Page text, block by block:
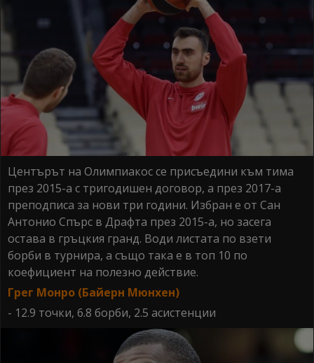
Центърът на Олимпиакос се присъедини към тима
през 2015-а с тригодишен договор, а през 2017-а
преподписа за нови три години. Избран е от Сан
Антонио Спърс в Драфта през 2015-а, но засега
остава в гръцкия гранд. Води листата по взети
борби в турнира, а също така е в топ 10 по
коефициент на полезно действие.
Грег Монро (Байерн Мюнхен)
- 12.9 точки, 6.8 борби, 2.5 асистенции